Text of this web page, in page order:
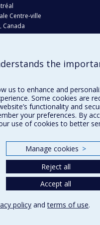
Centre-ville
Canada
the
us to enhance and
Some cookies are
functionality and
your preferences. By
use of cookies to better
Manage cookies >
Reject all
Accept all
policy andterms of use.